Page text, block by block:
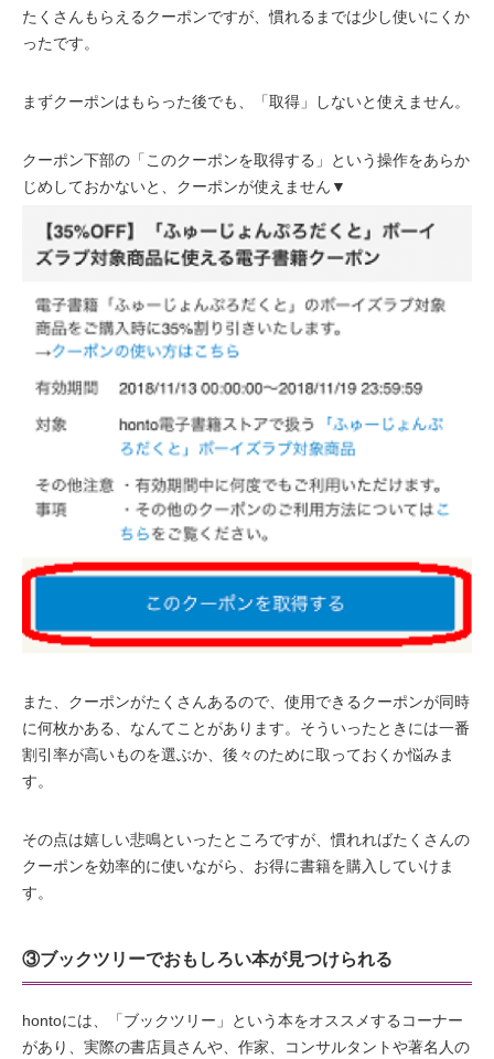
たくさんもらえるクーポンですが、慣れるまでは少し使いにくか
ったです。
まずクーポンはもらった後でも、「取得」しないと使えません。
クーポン下部の「このクーポンを取得する」という操作をあらか
じめしておかないと、クーポンが使えません▼
また、クーポンがたくさんあるので、使用できるクーポンが同時
に何枚かある、なんてことがあります。そういったときには一番
割引率が高いものを選ぶか、後々のために取っておくか悩みま
す。
その点は嬉しい悲鳴といったところですが、慣れればたくさんの
クーポンを効率的に使いながら、お得に書籍を購入していけま
す。
③ブックツリーでおもしろい本が見つけられる
hontoには、「ブックツリー」という本をオススメするコーナー
があり、実際の書店員さんや、作家、コンサルタントや著名人の